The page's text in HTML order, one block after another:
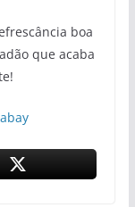
boa
que acaba